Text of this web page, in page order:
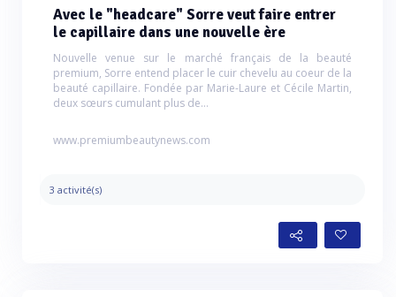
Avec le "headcare" Sorre veut faire entrer
le capillaire dans une nouvelle ère
Nouvelle venue sur le marché français de la beauté
premium, Sorre entend placer le cuir chevelu au coeur de la
beauté capillaire. Fondée par Marie-Laure et Cécile Martin,
deux sœurs cumulant plus de...
www.premiumbeautynews.com
3 activité(s)